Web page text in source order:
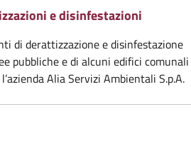
e disinfestazioni
di derattizzazione e disinfestazione
pubbliche e di alcuni edifici comunali
Alia Servizi Ambientali S.p.A.